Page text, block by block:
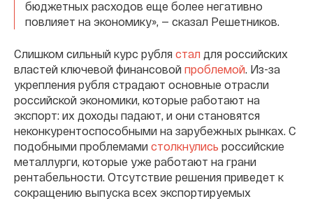
бюджетных расходов еще более негативно
повлияет на экономику», — сказал Решетников.
Слишком сильный курс рубля стал для российских
властей ключевой финансовой проблемой. Из-за
укрепления рубля страдают основные отрасли
российской экономики, которые работают на
экспорт: их доходы падают, и они становятся
неконкурентоспособными на зарубежных рынках. С
подобными проблемами столкнулись российские
металлурги, которые уже работают на грани
рентабельности. Отсутствие решения приведет к
сокращению выпуска всех экспортируемых